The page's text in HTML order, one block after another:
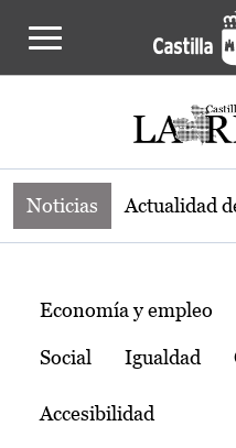
Noticias de la
Noticias Actualidad
Temas
Economía y empleo
Social Igualdad
Accesibilidad